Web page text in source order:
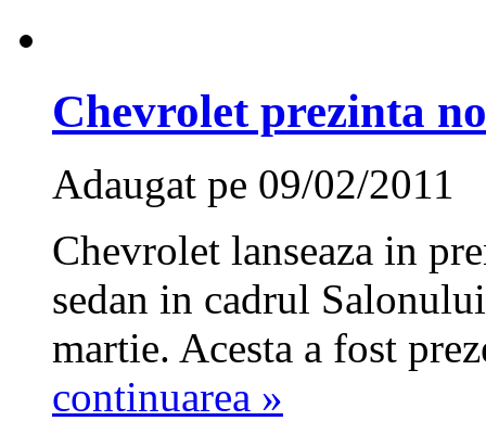
Chevrolet prezinta
Adaugat pe 09/02/2011
Chevrolet lanseaza in
sedan in cadrul
martie. Acesta a fost
continuarea »